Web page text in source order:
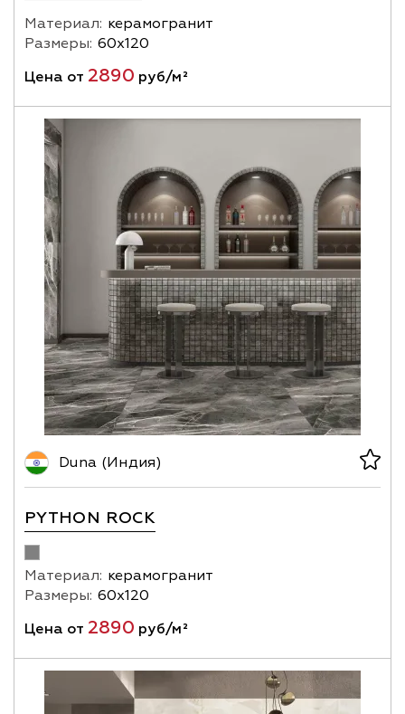
Материал: керамогранит
Размеры: 60х120
Цена от 2890 руб/м²
Duna (Индия)
PYTHON ROCK
Материал: керамогранит
Размеры: 60х120
Цена от 2890 руб/м²